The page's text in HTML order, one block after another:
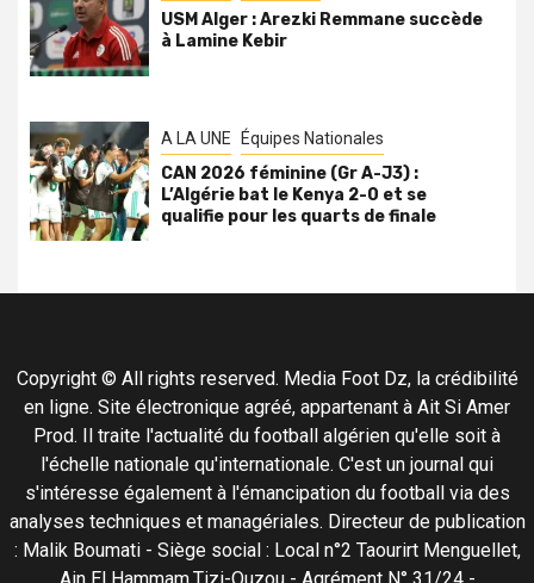
USM Alger : Arezki Remmane succède
à Lamine Kebir
A LA UNE Équipes Nationales
CAN 2026 féminine (Gr A-J3) :
L’Algérie bat le Kenya 2-0 et se
qualifie pour les quarts de finale
Copyright © All rights reserved. Media Foot Dz, la crédibilité
en ligne. Site électronique agréé, appartenant à Ait Si Amer
Prod. Il traite l'actualité du football algérien qu'elle soit à
l'échelle nationale qu'internationale. C'est un journal qui
s'intéresse également à l'émancipation du football via des
analyses techniques et managériales. Directeur de publication
: Malik Boumati - Siège social : Local n°2 Taourirt Menguellet,
Ain El Hammam,Tizi-Ouzou - Agrément N° 31/24 -